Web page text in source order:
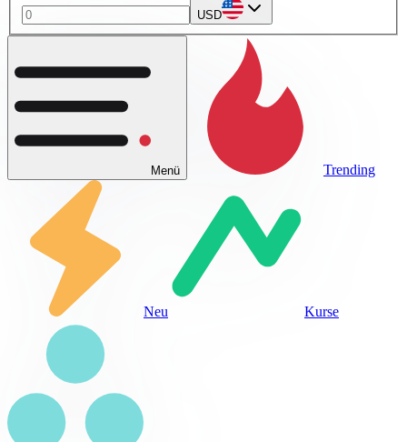
USD
Menü Trending
Neu Kurse